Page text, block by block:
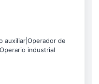
auxiliar|Operador de
industrial